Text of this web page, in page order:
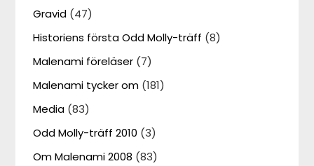
Gravid (47)
Historiens första Odd Molly-träff (8)
Malenami föreläser (7)
Malenami tycker om (181)
Media (83)
Odd Molly-träff 2010 (3)
Om Malenami 2008 (83)